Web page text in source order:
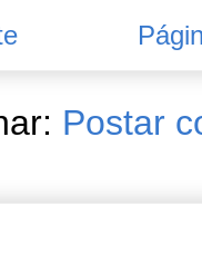
Postar